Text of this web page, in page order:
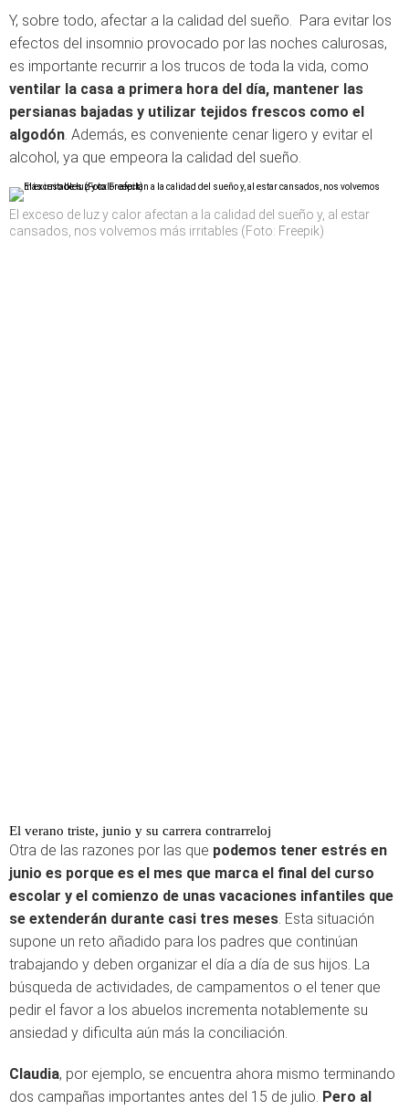
Y, sobre todo, afectar a la calidad del sueño. Para evitar los
efectos del insomnio provocado por las noches calurosas,
es importante recurrir a los trucos de toda la vida, como
ventilar la casa a primera hora del día, mantener las
persianas bajadas y utilizar tejidos frescos como el
algodón. Además, es conveniente cenar ligero y evitar el
alcohol, ya que empeora la calidad del sueño.
El exceso de luz y calor afectan a la calidad del sueño y, al estar
cansados, nos volvemos más irritables (Foto: Freepik)
El verano triste, junio y su carrera contrarreloj
Otra de las razones por las que podemos tener estrés en
junio es porque es el mes que marca el final del curso
escolar y el comienzo de unas vacaciones infantiles que
se extenderán durante casi tres meses. Esta situación
supone un reto añadido para los padres que continúan
trabajando y deben organizar el día a día de sus hijos. La
búsqueda de actividades, de campamentos o el tener que
pedir el favor a los abuelos incrementa notablemente su
ansiedad y dificulta aún más la conciliación.
Claudia, por ejemplo, se encuentra ahora mismo terminando
dos campañas importantes antes del 15 de julio. Pero al